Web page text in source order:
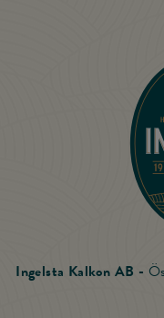
Ingelsta Kalkon AB -